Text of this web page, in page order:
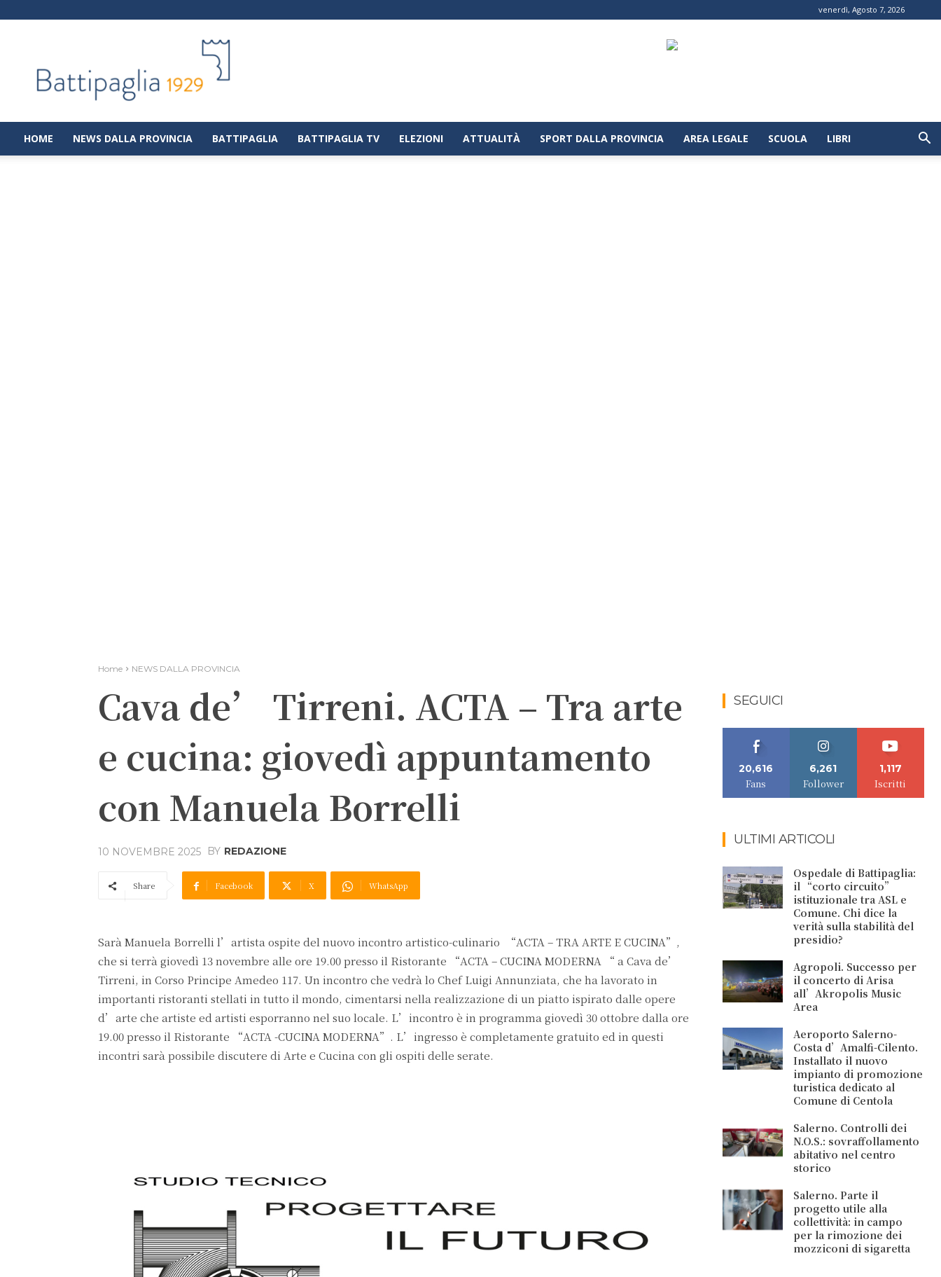
venerdì, Agosto 7, 2026
|
Notizie
dalla
città
di
HOME NEWS DALLA PROVINCIA BATTIPAGLIA BATTIPAGLIA TV ELEZIONI ATTUALITÀ SPORT DALLA PROVINCIA AREA LEGALE SCUOLA LIBRI
Home NEWS DALLA PROVINCIA
Cava de’ Tirreni. ACTA – Tra arte
e cucina: giovedì appuntamento
con Manuela Borrelli
10 NOVEMBRE 2025 BY REDAZIONE
Share Facebook X WhatsApp
Sarà Manuela Borrelli l’artista ospite del nuovo incontro artistico-culinario “ACTA – TRA ARTE E CUCINA”,
che si terrà giovedì 13 novembre alle ore 19.00 presso il Ristorante “ACTA – CUCINA MODERNA “ a Cava de’
Tirreni, in Corso Principe Amedeo 117. Un incontro che vedrà lo Chef Luigi Annunziata, che ha lavorato in
importanti ristoranti stellati in tutto il mondo, cimentarsi nella realizzazione di un piatto ispirato dalle opere
d’arte che artiste ed artisti esporranno nel suo locale. L’incontro è in programma giovedì 30 ottobre dalla ore
19.00 presso il Ristorante “ACTA -CUCINA MODERNA”. L’ingresso è completamente gratuito ed in questi
incontri sarà possibile discutere di Arte e Cucina con gli ospiti delle serate.
SEGUICI
20,616
Fans
6,261
Follower
1,117
Iscritti
ULTIMI ARTICOLI
Ospedale di Battipaglia:
il “corto circuito”
istituzionale tra ASL e
Comune. Chi dice la
verità sulla stabilità del
presidio?
Agropoli. Successo per
il concerto di Arisa
all’Akropolis Music
Area
Aeroporto Salerno-
Costa d’Amalfi-Cilento.
Installato il nuovo
impianto di promozione
turistica dedicato al
Comune di Centola
Salerno. Controlli dei
N.O.S.: sovraffollamento
abitativo nel centro
storico
Salerno. Parte il
progetto utile alla
collettività: in campo
per la rimozione dei
mozziconi di sigaretta